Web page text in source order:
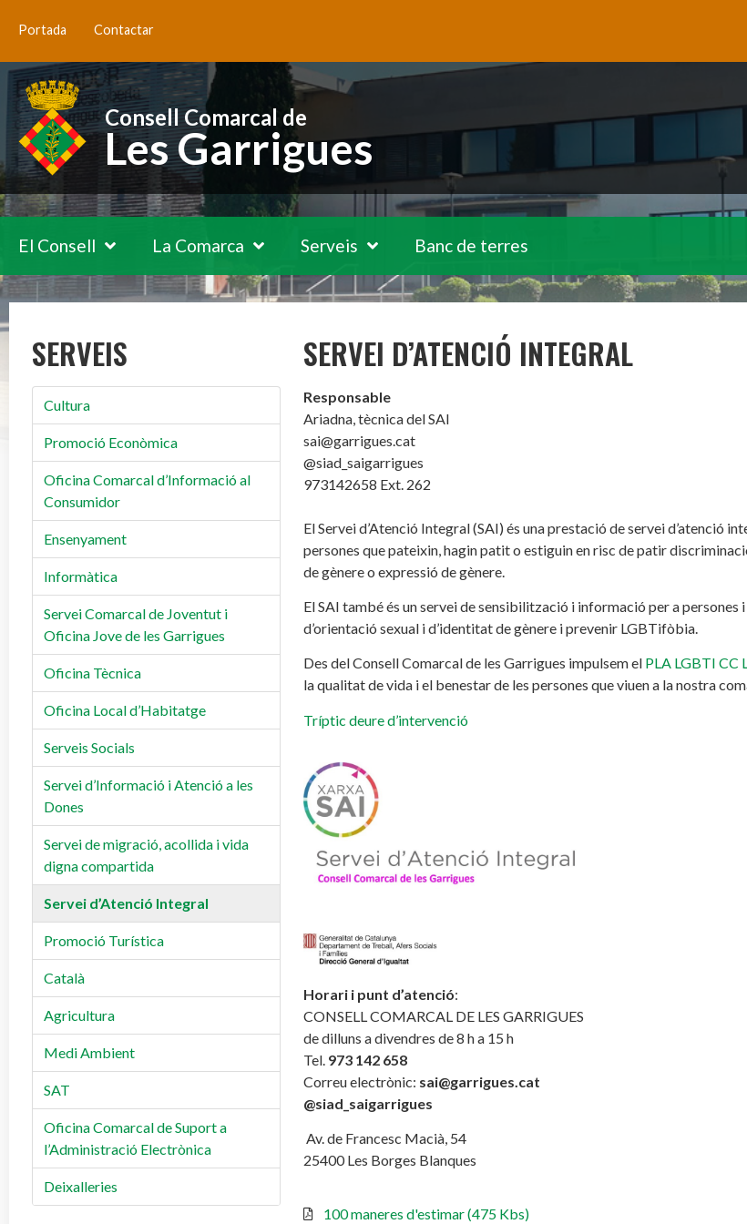
Portada Contactar
Consell Comarcal de
Les Garrigues
El Consell La Comarca Serveis Banc de terres
SERVEIS
Cultura
Promoció Econòmica
Oficina Comarcal d’Informació al
Consumidor
Ensenyament
Informàtica
Servei Comarcal de Joventut i
Oficina Jove de les Garrigues
Oficina Tècnica
Oficina Local d’Habitatge
Serveis Socials
Servei d’Informació i Atenció a les
Dones
Servei de migració, acollida i vida
digna compartida
Servei d’Atenció Integral
Promoció Turística
Català
Agricultura
Medi Ambient
SAT
Oficina Comarcal de Suport a
l’Administració Electrònica
Deixalleries
SERVEI D’ATENCIÓ INTEGRAL
Responsable
Ariadna, tècnica del SAI
sai@garrigues.cat
@siad_saigarrigues
973142658 Ext. 262
El Servei d’Atenció Integral (SAI) és una prestació de servei d’atenció
persones que pateixin, hagin patit o estiguin en risc de patir
de gènere o expressió de gènere.
El SAI també és un servei de sensibilització i informació per a
d’orientació sexual i d’identitat de gènere i prevenir LGBTifòbia.
Des del Consell Comarcal de les Garrigues impulsem el PLA LGBTI CC
la qualitat de vida i el benestar de les persones que viuen a la nostra
Tríptic deure d’intervenció
Horari i punt d’atenció:
CONSELL COMARCAL DE LES GARRIGUES
de dilluns a divendres de 8 h a 15 h
Tel. 973 142 658
Correu electrònic: sai@garrigues.cat
@siad_saigarrigues
Av. de Francesc Macià, 54
25400 Les Borges Blanques
100 maneres d'estimar (475 Kbs)